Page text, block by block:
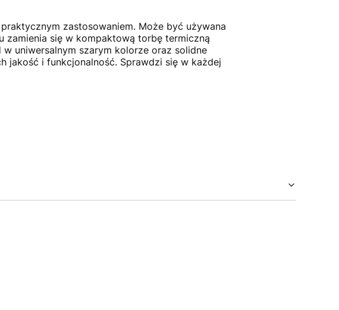
zastosowaniem. Może być używana
zamienia się w kompaktową torbę termiczną
uniwersalnym szarym kolorze oraz solidne
jakość i funkcjonalność. Sprawdzi się w każdej